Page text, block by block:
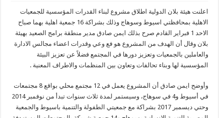
اعلنت هيئة بلان الدولية اطلاق مشروع لبناء القدرات المؤسسية للجمعيات
الاهلية بمحافظتي اسيوط وسوهاج وذلك بشراكة 16 جمعية اهلية بهما صباح
الاحد 1 فبراير القادم صرح بذلك ايمن صادق مدير منطقة برامج الصعيد بهيئة
بلان وقال أن الهدف من المشروع هو فع وعي وقدرات اعضاء مجالس الادارة
والعاملين بالجمعيات وتعزيز دورها في المجتمع فضلاً عن تعزيز البيئة
المؤسسية لها وبناء تحالفات وتعاون بين المنظمات والاطراف المعنية .
وأوضح ايمن صادق أن المشروع يعمل في 12 مجتمع محلي بواقع 8 مجتمعات
في أسيوط و4 في سوهاج، وسيستمر لمدة ثلاث سنوات تبدأ من نوفمبر 2014
وحتي ديسمبر 2017 بشراكة مع جمعيتي الطفولة والتنمية باسيوط والجمعية